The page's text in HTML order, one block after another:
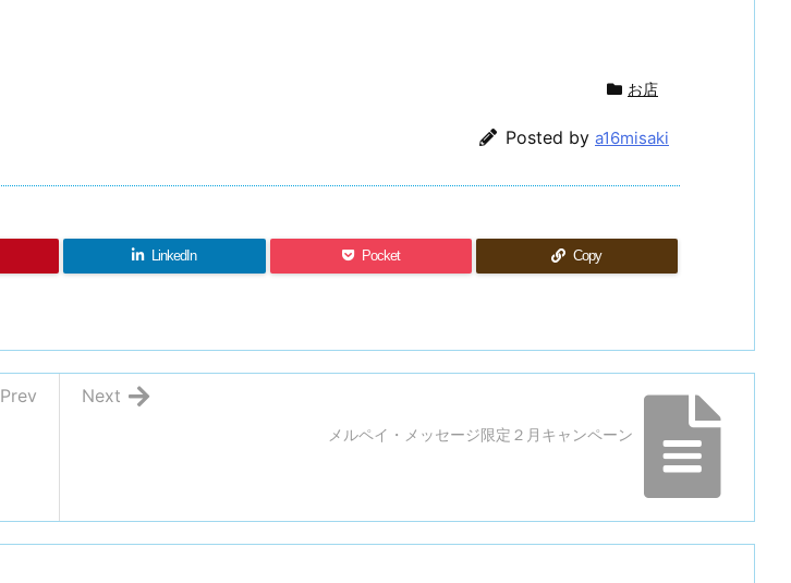
お店
Posted by a16misaki
LinkedIn Pocket Copy
メルペイ・メッセージ限定２月キャンペーン
Next
Prev